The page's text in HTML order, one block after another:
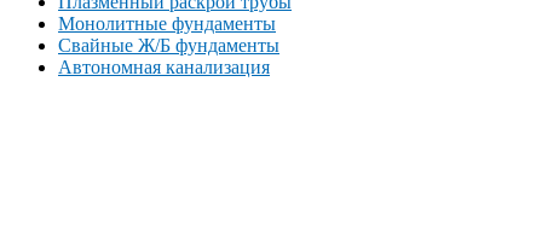
Монолитные фундаменты
Свайные Ж/Б фундаменты
Автономная канализация